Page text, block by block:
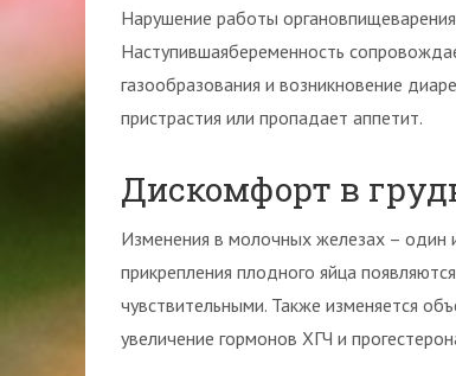
Нарушение работы
Наступившаябеременность
газообразования и возникновение
пристрастия или пропадает аппетит.
Дискомфорт в
Изменения в молочных железах – один
прикрепления плодного яйца
чувствительными. Также изменяется
увеличение гормонов ХГЧ и